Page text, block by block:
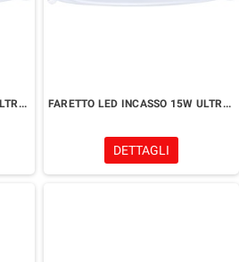
FARETTO LED INCASSO 12W ULTRA SLIM - FORO 155MM - LUCE 3000K-4200K-6500K FARETTO LED INCASSO 15W ULTRA SLIM - FORO 185MM - LUCE 3000K-4200K-6500K
DETTAGLI